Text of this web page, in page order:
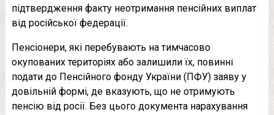
підтвердження факту неотримання пенсійних виплат
від російської федерації.
Пенсіонери, які перебувають на тимчасово
окупованих територіях або залишили їх, повинні
подати до Пенсійного фонду України (ПФУ) заяву у
довільній формі, де вказують, що не отримують
пенсію від росії. Без цього документа нарахування